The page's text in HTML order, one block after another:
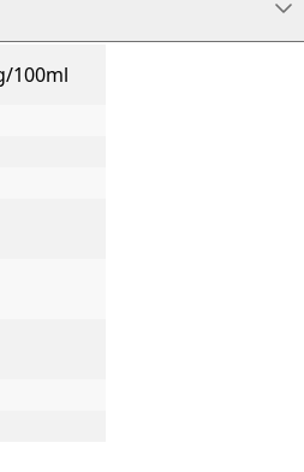
100ml